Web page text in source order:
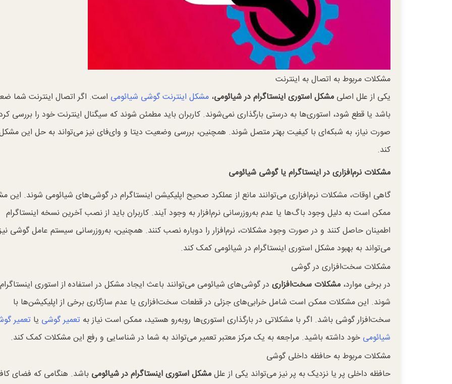
مشکلات مربوط به اتصال به اینترنت
یکی از علل اصلی مشکل استوری اینستاگرام در شیائومی، مشکل اینترنت گوشی شیائومی است. اگر اتصال اینترنت شما
باشد یا قطع شود، استوری‌ها به درستی بارگذاری نمی‌شوند. کاربران باید مطمئن شوند که سیگنال اینترنت خود را بررسی
صورت نیاز، به شبکه‌ای با کیفیت بهتر متصل شوند. همچنین، بررسی وضعیت دیتا و وای‌فای نیز می‌تواند به حل این
کند.
مشکلات نرم‌افزاری در اینستاگرام یا گوشی شیائومی
گاهی اوقات، مشکلات نرم‌افزاری می‌توانند مانع از عملکرد صحیح اپلیکیشن اینستاگرام در گوشی‌های شیائومی شوند. این
ممکن است به دلیل وجود باگ‌ها یا عدم به‌روزرسانی نرم‌افزار به وجود آیند. کاربران باید از نصب آخرین نسخه اینستاگرام
اطمینان حاصل کنند و در صورت وجود مشکلات، نرم‌افزار را دوباره نصب کنند. همچنین، به‌روزرسانی سیستم عامل گوشی
می‌تواند به بهبود مشکل استوری اینستاگرام در شیائومی کمک کند.
مشکلات سخت‌افزاری در گوشی
در برخی موارد، مشکلات سخت‌افزاری در گوشی‌های شیائومی می‌توانند باعث ایجاد مشکل در استفاده از استوری اینستاگرام
شوند. این مشکلات ممکن است شامل خرابی‌های جزئی در قطعات سخت‌افزاری یا عدم سازگاری برخی از اپلیکیشن‌ها با
سخت‌افزار گوشی باشد. اگر با مشکلاتی در بارگذاری استوری‌ها روبه‌رو هستید، ممکن است نیاز به تعمیر گوشی یا تعمیر
شیائومی خود داشته باشید. مراجعه به یک مرکز معتبر تعمیر می‌تواند به شما در شناسایی و رفع این مشکلات کمک کند.
مشکلات مربوط به حافظه داخلی گوشی
حافظه داخلی پر یا نزدیک به پر نیز می‌تواند یکی از عللمشکل استوری اینستاگرام در شیائومی باشد. هنگامی که فضای